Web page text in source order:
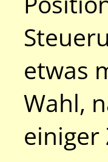
etwas
Wahl,
einiger